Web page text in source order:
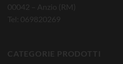
00042 – Anzio (RM)
Tel: 069820269
CATEGORIE PRODOTTI